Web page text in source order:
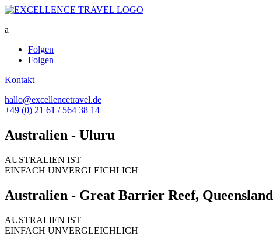
a
Folgen
Folgen
Kontakt
hallo@excellencetravel.de
+49 (0) 21 61 / 564 38 14
Australien - Uluru
AUSTRALIEN IST
EINFACH UNVERGLEICHLICH
Australien - Great Barrier Reef, Queensland
AUSTRALIEN IST
EINFACH UNVERGLEICHLICH